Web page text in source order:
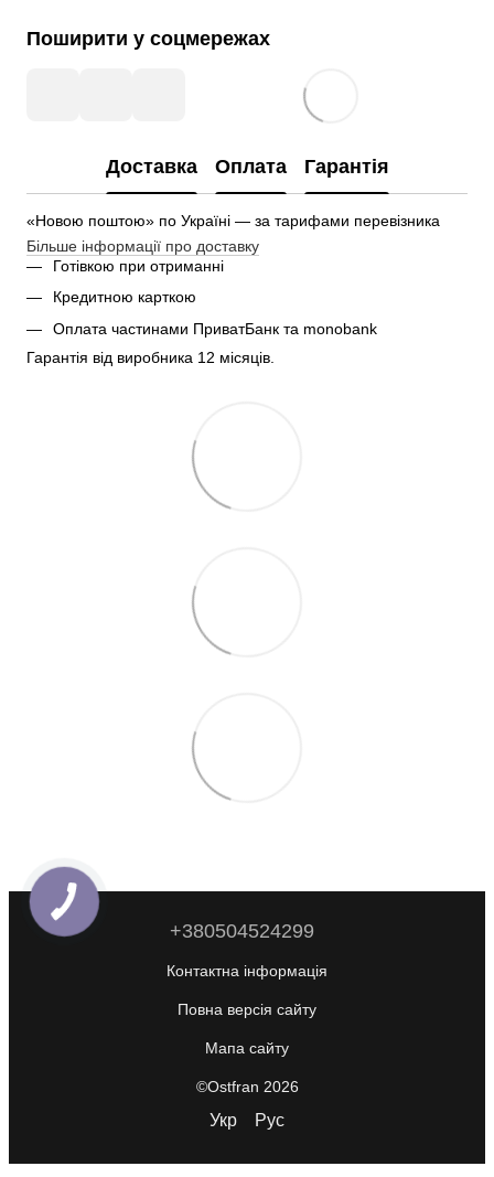
Поширити у соцмережах
Доставка Оплата Гарантія
«Новою поштою» по Україні — за тарифами перевізника
Більше інформації про доставку
Готівкою при отриманні
Кредитною карткою
Оплата частинами ПриватБанк та monobank
Гарантія від виробника 12 місяців.
+380504524299
Контактна інформація
Повна версія сайту
Мапа сайту
©Ostfran 2026
Укр Рус